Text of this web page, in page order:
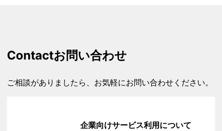
Contactお問い合わせ
ご相談がありましたら、お気軽にお問い合わせください。
企業向けサービス利用について